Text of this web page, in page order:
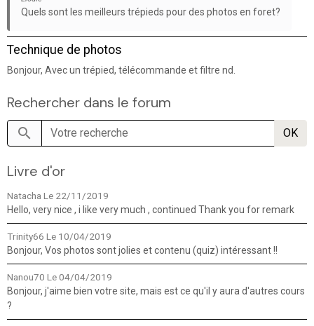
Quels sont les meilleurs trépieds pour des photos en foret?
Technique de photos
Bonjour, Avec un trépied, télécommande et filtre nd.
Rechercher dans le forum
OK
Livre d'or
Natacha Le 22/11/2019
Hello, very nice , i like very much , continued Thank you for remark
Trinity66 Le 10/04/2019
Bonjour, Vos photos sont jolies et contenu (quiz) intéressant !!
Nanou70 Le 04/04/2019
Bonjour, j'aime bien votre site, mais est ce qu'il y aura d'autres cours
?